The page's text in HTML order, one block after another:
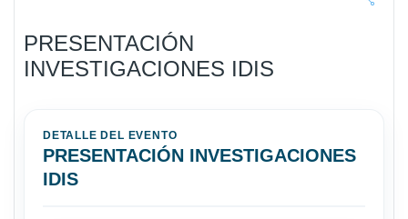
PRESENTACIÓN
INVESTIGACIONES IDIS
DETALLE DEL EVENTO
PRESENTACIÓN INVESTIGACIONES
IDIS